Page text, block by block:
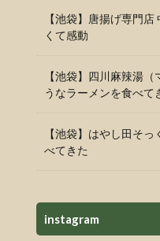
【池袋】唐揚げ専門
くて感動
【池袋】四川麻辣湯
うなラーメンを食べて
【池袋】はやし田そ
べてきた
instagram